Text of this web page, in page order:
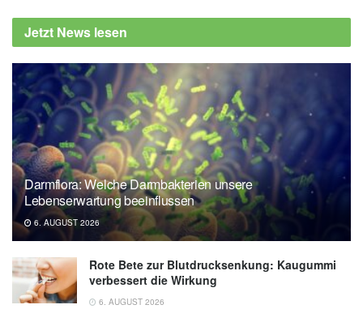
Jetzt News lesen
Darmflora: Welche Darmbakterien unsere
Lebenserwartung beeinflussen
6. AUGUST 2026
Rote Bete zur Blutdrucksenkung: Kaugummi
verbessert die Wirkung
6. AUGUST 2026